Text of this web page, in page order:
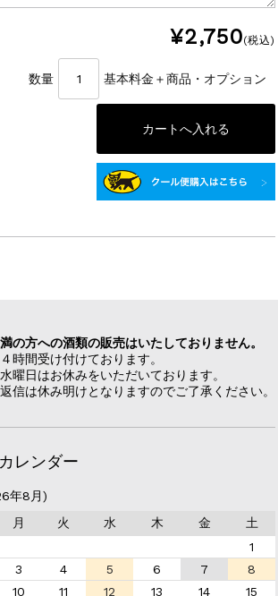
¥2,750(税込)
数量 基本料金＋商品・オプション
の方への酒類の販売はいたしておりません。
時間受け付けております。
曜日はお休みをいただいております。
信は休み明けとなりますのでご了承ください。
レンダー
年8月)
月 火 水 木 金
土
1
3 4 5 6 7
8
10 11 12 13 14
15